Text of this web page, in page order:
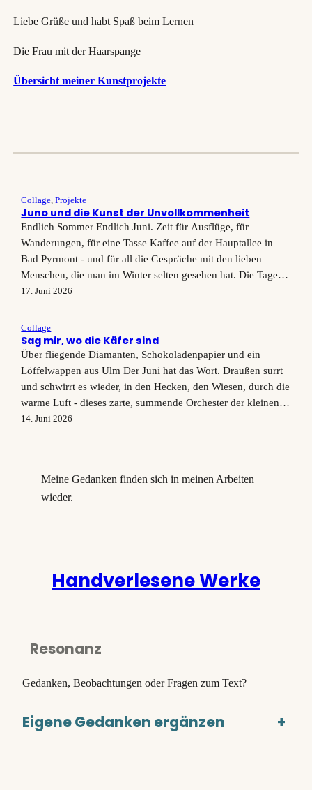
Liebe Grüße und habt Spaß beim Lernen
Die Frau mit der Haarspange
Übersicht meiner Kunstprojekte
Collage , Projekte
Juno und die Kunst der Unvollkommenheit
Endlich Sommer Endlich Juni. Zeit für Ausflüge, für
Wanderungen, für eine Tasse Kaffee auf der Hauptallee in
Bad Pyrmont - und für all die Gespräche mit den lieben
Menschen, die man im Winter selten gesehen hat. Die Tage
werden lang, die Wiesen üppig und das Licht fällt so
17. Juni 2026
Collage
Sag mir, wo die Käfer sind
Über fliegende Diamanten, Schokoladenpapier und ein
Löffelwappen aus Ulm Der Juni hat das Wort. Draußen surrt
und schwirrt es wieder, in den Hecken, den Wiesen, durch die
warme Luft - dieses zarte, summende Orchester der kleinen
Lebewesen, das mich jeden Sommer aufs Neue entzückt.
14. Juni 2026
Meine Gedanken finden sich in meinen Arbeiten
wieder.
Handverlesene Werke
Resonanz
Gedanken, Beobachtungen oder Fragen zum Text?
Eigene Gedanken ergänzen +